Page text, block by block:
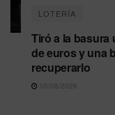
LOTERÍA
Tiró a la basura
de euros y una
recuperarlo
05/08/2026